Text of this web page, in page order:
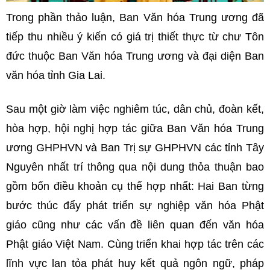
Trong phần thảo luận, Ban Văn hóa Trung ương đã
tiếp thu nhiều ý kiến có giá trị thiết thực từ chư Tôn
đức thuộc Ban Văn hóa Trung ương và đại diện Ban
văn hóa tỉnh Gia Lai.
Sau một giờ làm việc nghiêm túc, dân chủ, đoàn kết,
hòa hợp, hội nghị hợp tác giữa Ban Văn hóa Trung
ương GHPHVN và Ban Trị sự GHPHVN các tỉnh Tây
Nguyên nhất trí thông qua nội dung thỏa thuận bao
gồm bốn điều khoản cụ thể hợp nhất: Hai Ban từng
bước thúc đẩy phát triển sự nghiệp văn hóa Phật
giáo cũng như các vấn đề liên quan đến văn hóa
Phật giáo Việt Nam. Cùng triển khai hợp tác trên các
lĩnh vực lan tỏa phát huy kết quả ngôn ngữ, pháp